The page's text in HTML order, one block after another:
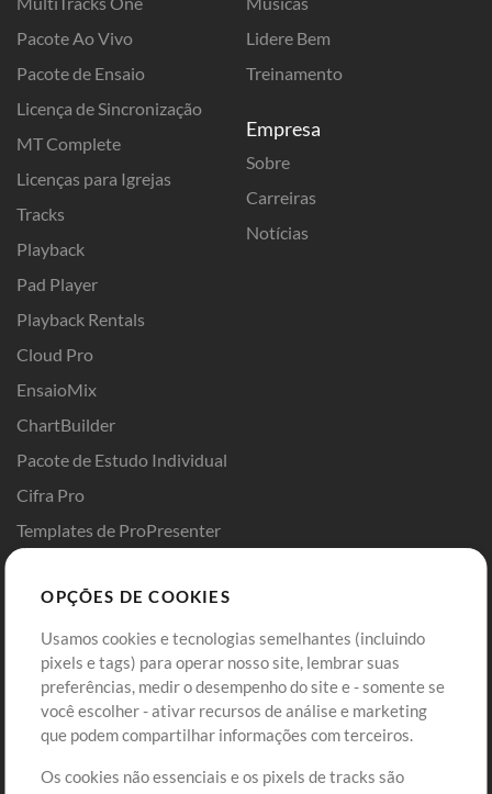
Pacote Ao Vivo
Pacote de Ensaio
Licença de Sincronização
MT Complete
Licenças para Igrejas
Tracks
Playback
Pad Player
Playback Rentals
Cloud Pro
EnsaioMix
ChartBuilder
Pacote de Estudo Individual
Cifra Pro
Templates de ProPresenter
Lidere Bem
Treinamento
Empresa
Sobre
Carreiras
Notícias
Comprar Créditos
Conteúdo Grátis
Solicite uma Música
Extras
Entre
Cadastre-se
Ir ao carrinho
OPÇÕES DE COOKIES
Usamos cookies e tecnologias semelhantes (incluindo
pixels e tags) para operar nosso site, lembrar suas
preferências, medir o desempenho do site e - somente se
você escolher - ativar recursos de análise e marketing
que podem compartilhar informações com terceiros.
Os cookies não essenciais e os pixels de tracks são